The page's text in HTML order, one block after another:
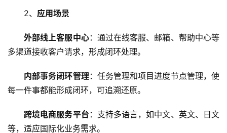
务
虚
机
2、 应用场景
外部线上客服中心：通过在线客服、邮箱、帮助中心等
多渠道接收客户请求，形成闭环处理。
内部事务闭环管理 ：任务管理和项目进度节点管理，使
每一件事都能形成闭环，可追溯还原。
跨境电商服务平台 ：支持多语言，如中文、英文、日文
等，适应国际化业务需求。